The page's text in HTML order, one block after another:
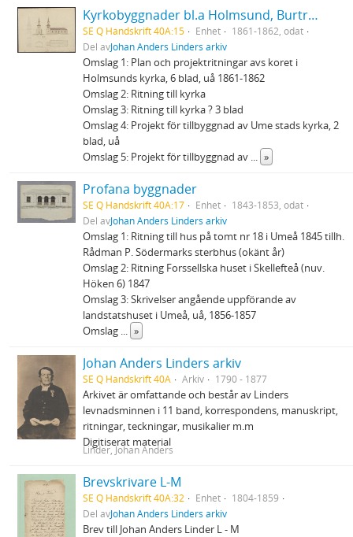
Kyrkobyggnader bl.a Holmsund, Burträsk, Hörnefors, Sävar
SE Q Handskrift 40A:15 Enhet
1861-1862, odat
Del avJohan Anders Linders arkiv
Omslag 1: Plan och projektritningar avs koret i
Holmsunds kyrka, 6 blad, uå 1861-1862
Omslag 2: Ritning till kyrka
Omslag 3: Ritning till kyrka ? 3 blad
Omslag 4: Projekt för tillbyggnad av Ume stads kyrka, 2
blad, uå
Omslag 5: Projekt för tillbyggnad av ... »
Profana byggnader
SE Q Handskrift 40A:17 Enhet
1843-1853, odat
Del avJohan Anders Linders arkiv
Omslag 1: Ritning till hus på tomt nr 18 i Umeå 1845 tillh.
Rådman P. Södermarks sterbhus (okänt år)
Omslag 2: Ritning Forssellska huset i Skellefteå (nuv.
Höken 6) 1847
Omslag 3: Skrivelser angående uppförande av
landstatshuset i Umeå, uå, 1856-1857
Omslag ... »
Johan Anders Linders arkiv
SE Q Handskrift 40A Arkiv 1790 - 1877
Arkivet är omfattande och består av Linders
levnadsminnen i 11 band, korrespondens, manuskript,
ritningar, teckningar, musikalier m.m
Digitiserat material
Linder, Johan Anders
Brevskrivare L-M
SE Q Handskrift 40A:32 Enhet
1804-1859
Del avJohan Anders Linders arkiv
Brev till Johan Anders Linder L - M